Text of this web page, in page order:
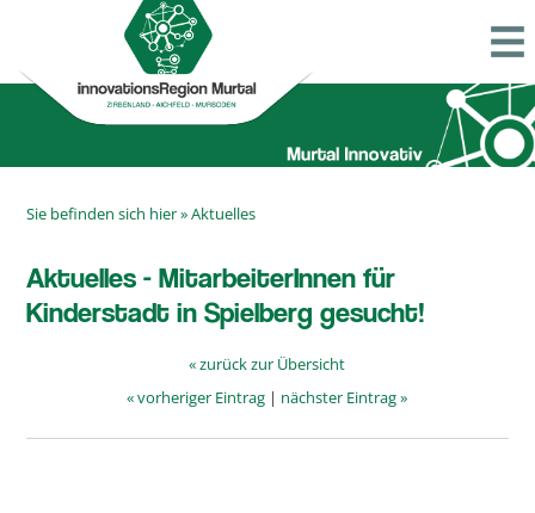
Sie befinden sich hier »Aktuelles
Aktuelles - MitarbeiterInnen für
Kinderstadt in Spielberg gesucht!
« zurück zur Übersicht
« vorheriger Eintrag | nächster Eintrag »